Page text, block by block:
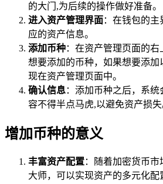
的大门,为后续的操作做好准备。
进入资产管理界面：在钱包的
应的资产信息。
添加币种：在资产管理页面的
想要添加的币种，如果想要添
现在资产管理页面中。
确认信息：添加币种之后，系
容不得半点马虎,以避免资产损失
增加币种的意义
丰富资产配置：随着加密货币
大师，可以实现资产的多元化